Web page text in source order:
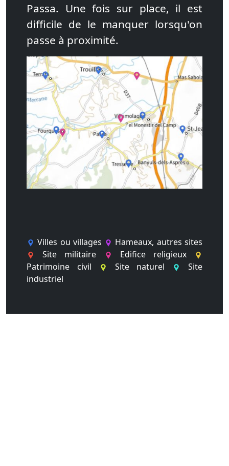
Passa. Une fois sur place, il est
difficile de le manquer lorsqu'on
passe à proximité.
Villes ou villages
Hameaux, autres sites
Site militaire
Edifice religieux
Patrimoine civil
Site naturel
Site
industriel